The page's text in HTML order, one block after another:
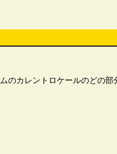
のカレントロケールのどの部